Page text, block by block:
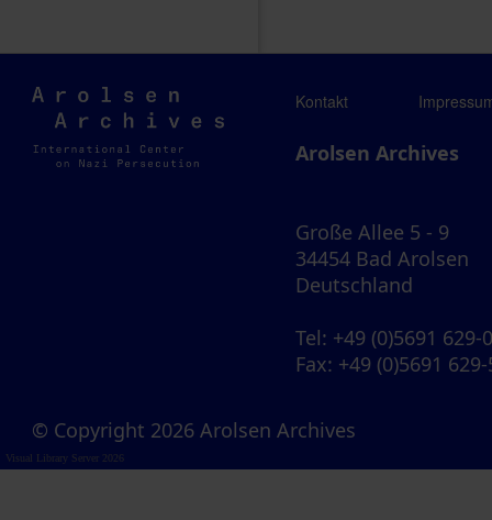
Arolsen
Archives
Kontakt
Arolsen Archives
Große Allee 5 - 9
34454 Bad Arolsen
Deutschland
Tel: +49 (0)5691 629-0
Fax: +49 (0)5691
© Copyright 2026 Arolsen Archives
Visual Library Server 2026